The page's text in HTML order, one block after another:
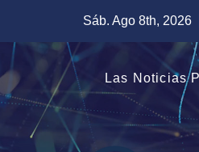
contenido
Sáb. Ago 8th, 2026
Las Noticias